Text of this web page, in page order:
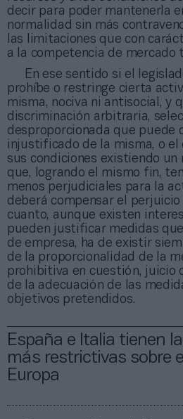
decir para poder mantenerla
normalidad sin más
las limitaciones que con
a la competencia de mercado
En ese sentido si el
prohíbe o restringe cierta
misma, nociva ni antisocial, y
discriminación arbitraria,
desproporcionada que puede
injustificado de la misma, o el
sus condiciones existiendo
que, logrando el mismo fin,
menos perjudiciales para la
deberá compensar el
cuanto, aunque existen
pueden justificar medidas
de empresa, ha de existir
de la proporcionalidad de la
prohibitiva en cuestión, juicio
de la adecuación de las
objetivos pretendidos.
España e Italia tienen
más restrictivas sobre
Europa